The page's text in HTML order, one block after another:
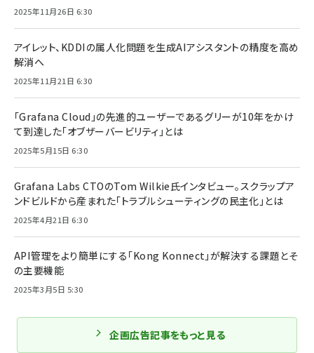
2025年11月26日 6:30
アイレット、KDDIの属人化問題を生成AIアシスタントの精度を高め
解消へ
2025年11月21日 6:30
「Grafana Cloud」の先進的ユーザーであるグリーが10年をかけ
て到達した「オブザーバービリティ」とは
2025年5月15日 6:30
Grafana Labs CTOのTom Wilkie氏インタビュー。スクラップア
ンドビルドから産まれた「トラブルシューティングの民主化」とは
2025年4月21日 6:30
API管理をより簡単にする「Kong Konnect」が解決する課題とそ
の主要機能
2025年3月5日 5:30
企画広告記事をもっと見る